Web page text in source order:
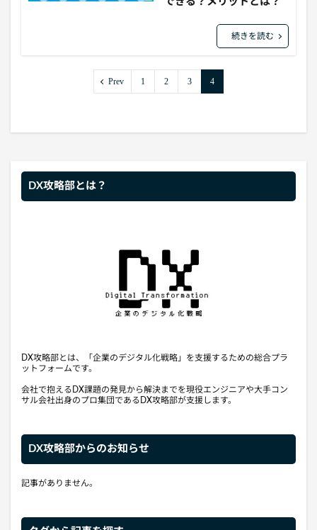
続きを読む
Prev 1 2 3 4
DX攻略部とは？
DX攻略部とは、「企業のデジタル化戦略」を支援するための総合プラ
ットフォームです。
会社で抱えるDX課題の発見から解決までを現役エンジニアや大手コン
サル会社出身のプロ集団であるDX攻略部が支援します。
DX攻略部からのお知らせ
記事がありません。